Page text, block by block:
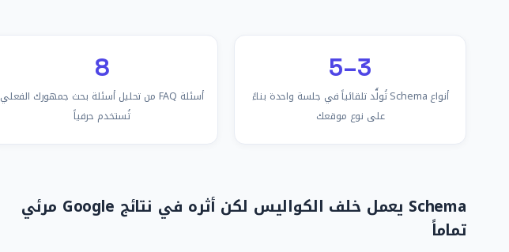
3–5
أنواع Schema تُولَّد تلقائياً في جلسة واحدة بناءً
على نوع موقعك
8
أسئلة FAQ من تحليل أسئلة بحث جمهورك الفعلي
تُستخدم حرفياً
Schema يعمل خلف الكواليس لكن أثره في نتائج Google مرئي
تماماً